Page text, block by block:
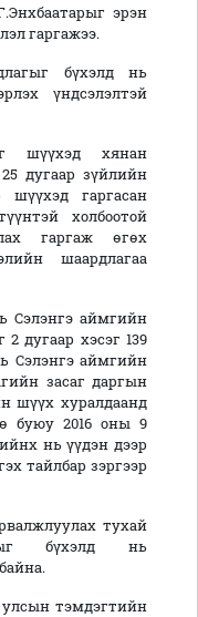
эрэн
гаргажээ.
бүхэлд нь
үндсэлэлтэй
шүүхэд хянан
дугаар зүйлийн
шүүхэд гаргасан
холбоотой
гаргаж өгөх
шаардлагаа
Сэлэнгэ аймгийн
дугаар хэсэг 139
Сэлэнгэ аймгийн
засаг даргын
шүүх хуралдаанд
буюу 2016 оны 9
нь үүдэн дээр
тайлбар зэргээр
тухай
бүхэлд нь
тэмдэгтийн